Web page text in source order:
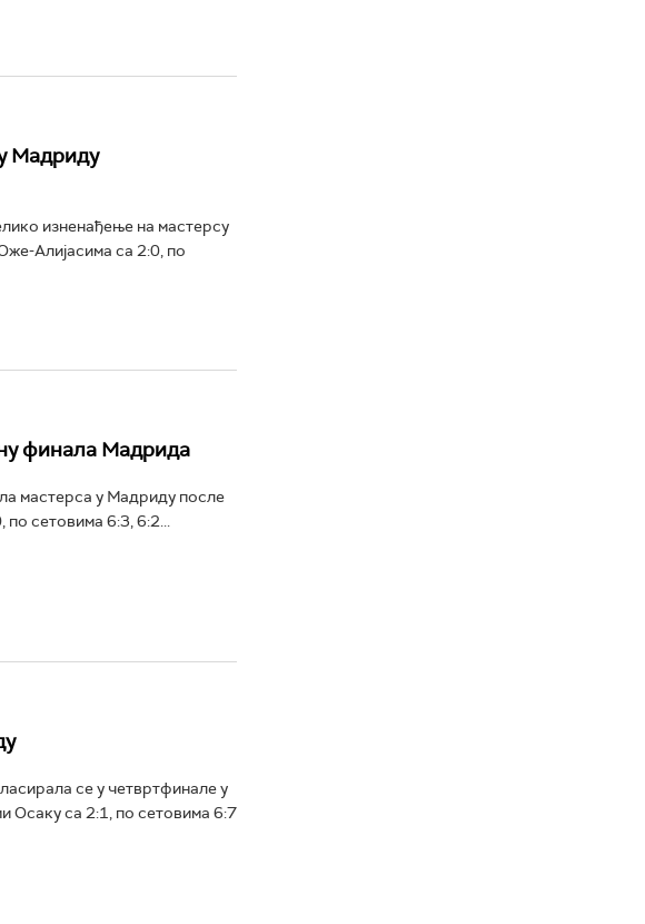
Мадриду
изненађење на мастерсу
Алијасима са 2:0, по
финала Мадрида
мастерса у Мадриду после
сетовима 6:3, 6:2...
се у четвртфинале у
Осаку са 2:1, по сетовима 6:7